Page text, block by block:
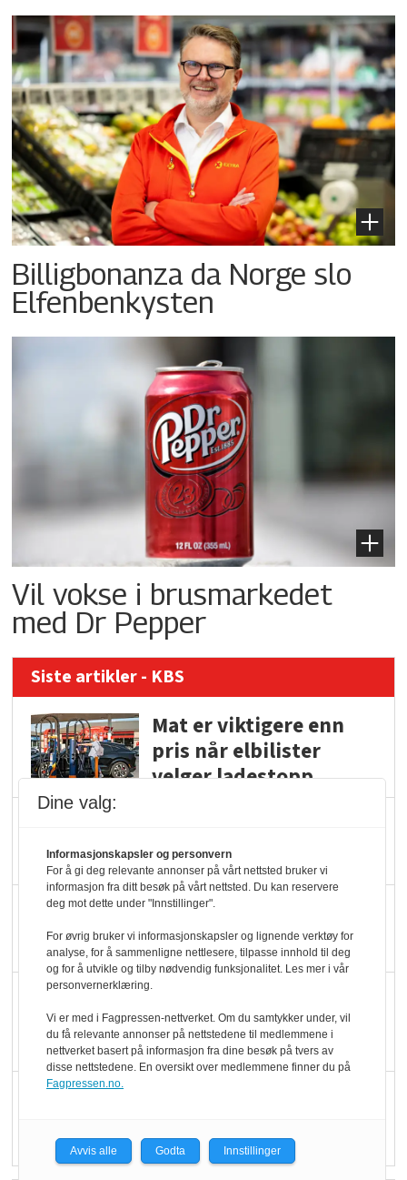
Billigbonanza da Norge slo
Elfenbenkysten
Vil vokse i brusmarkedet
med Dr Pepper
Siste artikler - KBS
Mat er viktigere enn
pris når elbilister
velger ladestopp
legger ned hver måned
Potetball, kylling og 98
oktan
endring: Stadig større
serveringstilbud
Dine valg:
Informasjonskapsler og personvern
For å gi deg relevante annonser på vårt nettsted bruker vi
informasjon fra ditt besøk på vårt nettsted. Du kan reservere
deg mot dette under "Innstillinger".
For øvrig bruker vi informasjonskapsler og lignende verktøy for
analyse, for å sammenligne nettlesere, tilpasse innhold til deg
og for å utvikle og tilby nødvendig funksjonalitet. Les mer i vår
personvernerklæring.
Vi er med i Fagpressen-nettverket. Om du samtykker under, vil
du få relevante annonser på nettstedene til medlemmene i
nettverket basert på informasjon fra dine besøk på tvers av
disse nettstedene. En oversikt over medlemmene finner du på
Fagpressen.no.
Avvis alle Godta Innstillinger